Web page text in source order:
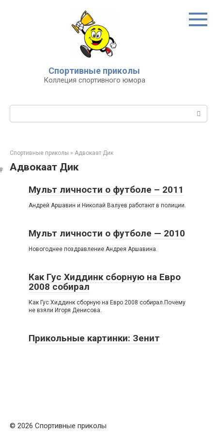
Спортивные приколы
Коллеция спортивного юмора
Спортивные приколы » Адвокаат Дик
Адвокаат Дик
Мульт личности о футболе – 2011
Андрей Аршавин и Николай Валуев работают в полиции.
Мульт личности о футболе — 2010
Новогоднее поздравление Андрея Аршавина.
Как Гус Хиддинк сборную на Евро
2008 собирал
Как Гус Хиддинк сборную на Евро 2008 собирал.Почему
не взяли Игоря Денисова.
Прикольные картинки: Зенит
© 2026 Спортивные приколы